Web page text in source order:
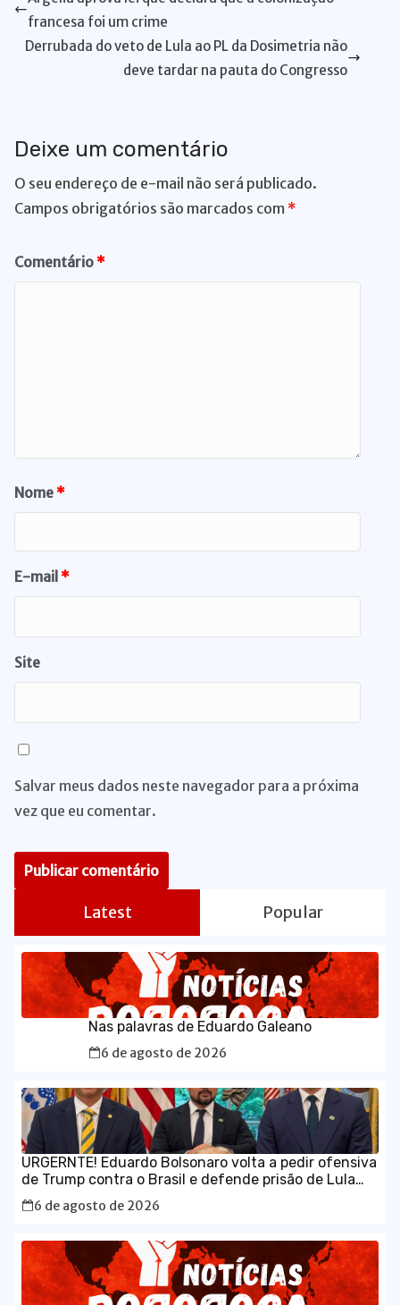
p
p
o
o
k
n y
n
k
m s
t
n
g
er
r
francesa foi um crime
Derrubada do veto de Lula ao PL da Dosimetria não
deve tardar na pauta do Congresso
Deixe um comentário
O seu endereço de e-mail não será publicado.
Campos obrigatórios são marcados com *
Comentário*
Nome*
E-mail*
Site
Salvar meus dados neste navegador para a próxima
vez que eu comentar.
Latest Popular
Nas palavras de Eduardo Galeano
6 de agosto de 2026
URGERNTE! Eduardo Bolsonaro volta a pedir ofensiva
de Trump contra o Brasil e defende prisão de Lula
em vídeo em inglês
6 de agosto de 2026